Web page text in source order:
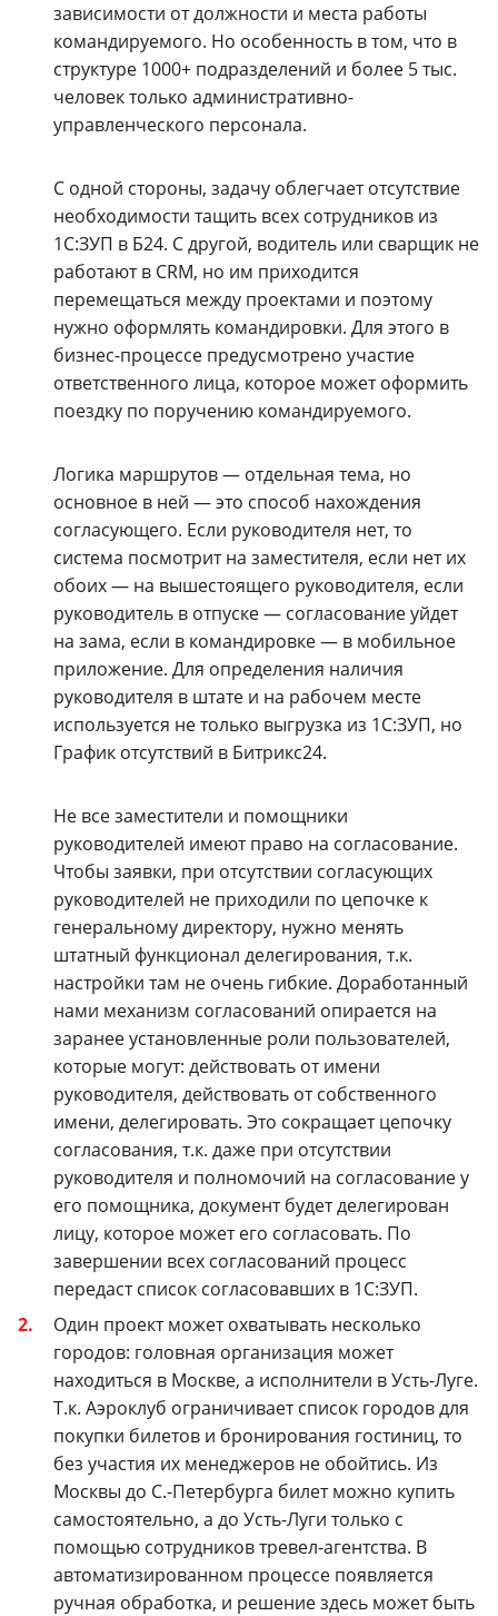
зависимости от должности и места работы
командируемого. Но особенность в том, что в
структуре 1000+ подразделений и более 5 тыс.
человек только административно-
управленческого персонала.
С одной стороны, задачу облегчает отсутствие
необходимости тащить всех сотрудников из
1С:ЗУП в Б24. С другой, водитель или сварщик не
работают в CRM, но им приходится
перемещаться между проектами и поэтому
нужно оформлять командировки. Для этого в
бизнес-процессе предусмотрено участие
ответственного лица, которое может оформить
поездку по поручению командируемого.
Логика маршрутов — отдельная тема, но
основное в ней — это способ нахождения
согласующего. Если руководителя нет, то
система посмотрит на заместителя, если нет их
обоих — на вышестоящего руководителя, если
руководитель в отпуске — согласование уйдет
на зама, если в командировке — в мобильное
приложение. Для определения наличия
руководителя в штате и на рабочем месте
используется не только выгрузка из 1С:ЗУП, но
График отсутствий в Битрикс24.
Не все заместители и помощники
руководителей имеют право на согласование.
Чтобы заявки, при отсутствии согласующих
руководителей не приходили по цепочке к
генеральному директору, нужно менять
штатный функционал делегирования, т.к.
настройки там не очень гибкие. Доработанный
нами механизм согласований опирается на
заранее установленные роли пользователей,
которые могут: действовать от имени
руководителя, действовать от собственного
имени, делегировать. Это сокращает цепочку
согласования, т.к. даже при отсутствии
руководителя и полномочий на согласование у
его помощника, документ будет делегирован
лицу, которое может его согласовать. По
завершении всех согласований процесс
передаст список согласовавших в 1С:ЗУП.
Один проект может охватывать несколько
городов: головная организация может
находиться в Москве, а исполнители в Усть-Луге.
Т.к. Аэроклуб ограничивает список городов для
покупки билетов и бронирования гостиниц, то
без участия их менеджеров не обойтись. Из
Москвы до С.-Петербурга билет можно купить
самостоятельно, а до Усть-Луги только с
помощью сотрудников тревел-агентства. В
автоматизированном процессе появляется
ручная обработка, и решение здесь может быть